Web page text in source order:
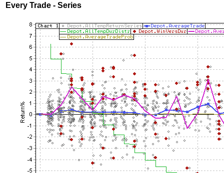
Every Trade - Series